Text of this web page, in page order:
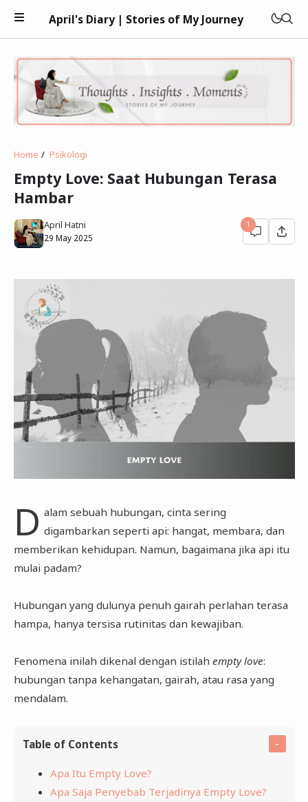
April's Diary | Stories of My Journey
Kesehatan
Kecantikan
Psikologi
Bisnis
Home Psikologi
Empty Love: Saat Hubungan Terasa
Hambar
April Hatni
29 May 2025
1
D alam sebuah hubungan, cinta sering
digambarkan seperti api: hangat, membara, dan
memberikan kehidupan. Namun, bagaimana jika api itu
mulai padam?
Hubungan yang dulunya penuh gairah perlahan terasa
hampa, hanya tersisa rutinitas dan kewajiban.
Fenomena inilah dikenal dengan istilah empty love:
hubungan tanpa kehangatan, gairah, atau rasa yang
mendalam.
Table of Contents
Apa Itu Empty Love?
Apa Saja Penyebab Terjadinya Empty Love?